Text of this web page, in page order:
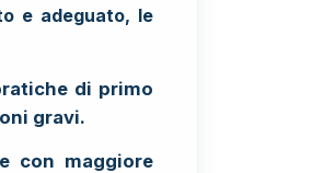
e adeguato, le
di primo
gravi.
con maggiore